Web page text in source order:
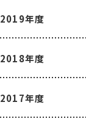
2019年度
2018年度
2017年度